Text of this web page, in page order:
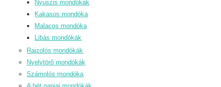
Nyuszis mondókák
Kakasos mondóka
Malacos mondóka
Libás mondókák
Rajzolós mondókák
Nyelvtörő mondókák
Számolós mondóka